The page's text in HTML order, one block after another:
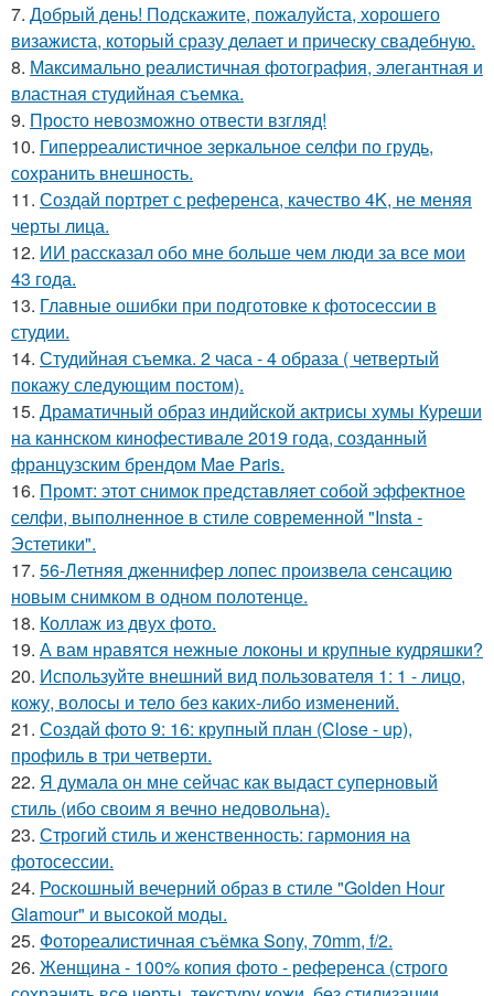
7. Добрый день! Подскажите, пожалуйста, хорошего
визажиста, который сразу делает и прическу свадебную.
8. Максимально реалистичная фотография, элегантная и
властная студийная съемка.
9. Просто невозможно отвести взгляд!
10. Гиперреалистичное зеркальное селфи по грудь,
сохранить внешность.
11. Создай портрет с референса, качество 4K, не меняя
черты лица.
12. ИИ рассказал обо мне больше чем люди за все мои
43 года.
13. Главные ошибки при подготовке к фотосессии в
студии.
14. Студийная съемка. 2 часа - 4 образа ( четвертый
покажу следующим постом).
15. Драматичный образ индийской актрисы хумы Куреши
на каннском кинофестивале 2019 года, созданный
французским брендом Mae Paris.
16. Промт: этот снимок представляет собой эффектное
селфи, выполненное в стиле современной "Insta -
Эстетики".
17. 56-Летняя дженнифер лопес произвела сенсацию
новым снимком в одном полотенце.
18. Коллаж из двух фото.
19. А вам нравятся нежные локоны и крупные кудряшки?
20. Используйте внешний вид пользователя 1: 1 - лицо,
кожу, волосы и тело без каких-либо изменений.
21. Создай фото 9: 16: крупный план (Close - up),
профиль в три четверти.
22. Я думала он мне сейчас как выдаст суперновый
стиль (ибо своим я вечно недовольна).
23. Строгий стиль и женственность: гармония на
фотосессии.
24. Роскошный вечерний образ в стиле "Golden Hour
Glamour" и высокой моды.
25. Фотореалистичная съёмка Sony, 70mm, f/2.
26. Женщина - 100% копия фото - референса (строго